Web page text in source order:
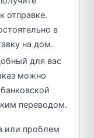
отправке.
в
на дом.
для вас
можно
переводом.
или проблем